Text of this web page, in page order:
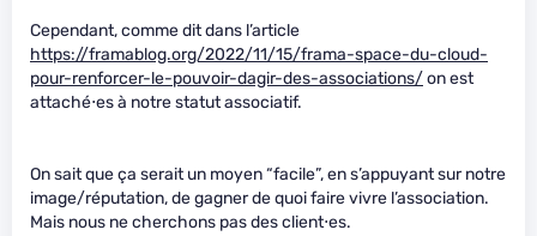
Cependant, comme dit dans l’article
https://framablog.org/2022/11/15/frama-space-du-cloud-
pour-renforcer-le-pouvoir-dagir-des-associations/on est
attaché⋅es à notre statut associatif.
On sait que ça serait un moyen “facile”, en s’appuyant sur notre
image/réputation, de gagner de quoi faire vivre l’association.
Mais nous ne cherchons pas des client⋅es.